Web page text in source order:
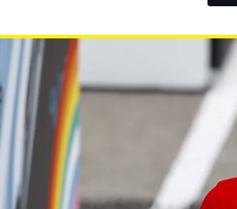
TURISMO